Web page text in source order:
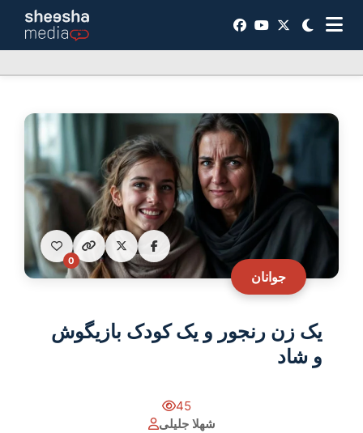
جوانان
0
یک زن رنجور و یک کودک بازی‎گوش
و شاد
45
شهلا جلیلی